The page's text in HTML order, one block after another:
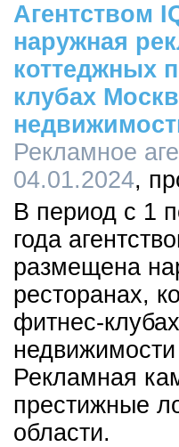
Агентством
наружная
коттеджных
клубах
Рекламное
04.01.2024
В период с 1
года
размещена
ресторанах,
фитнес-
Рекламная
престижные
области.